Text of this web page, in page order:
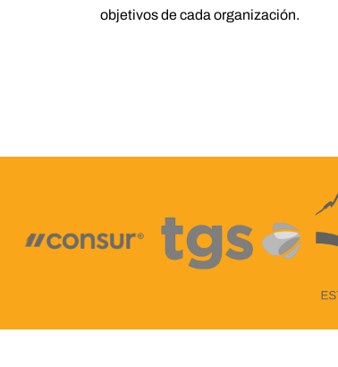
objetivos de cada organización.